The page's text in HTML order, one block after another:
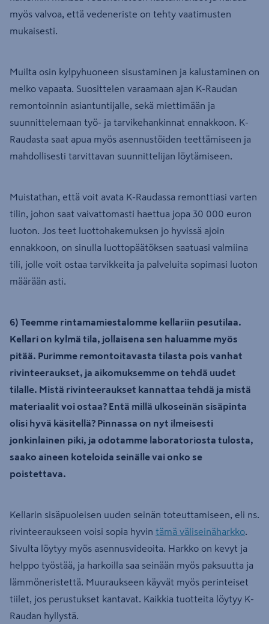
myös valvoa, että vedeneriste on tehty vaatimusten
mukaisesti.
Muilta osin kylpyhuoneen sisustaminen ja kalustaminen on
melko vapaata. Suosittelen varaamaan ajan K-Raudan
remontoinnin asiantuntijalle, sekä miettimään ja
suunnittelemaan työ- ja tarvikehankinnat ennakkoon. K-
Raudasta saat apua myös asennustöiden teettämiseen ja
mahdollisesti tarvittavan suunnittelijan löytämiseen.
Muistathan, että voit avata K-Raudassa remonttiasi varten
tilin, johon saat vaivattomasti haettua jopa 30 000 euron
luoton. Jos teet luottohakemuksen jo hyvissä ajoin
ennakkoon, on sinulla luottopäätöksen saatuasi valmiina
tili, jolle voit ostaa tarvikkeita ja palveluita sopimasi luoton
määrään asti.
6) Teemme rintamamiestalomme kellariin pesutilaa.
Kellari on kylmä tila, jollaisena sen haluamme myös
pitää. Purimme remontoitavasta tilasta pois vanhat
rivinteeraukset, ja aikomuksemme on tehdä uudet
tilalle. Mistä rivinteeraukset kannattaa tehdä ja mistä
materiaalit voi ostaa? Entä millä ulkoseinän sisäpinta
olisi hyvä käsitellä? Pinnassa on nyt ilmeisesti
jonkinlainen piki, ja odotamme laboratoriosta tulosta,
saako aineen koteloida seinälle vai onko se
poistettava.
Kellarin sisäpuoleisen uuden seinän toteuttamiseen, eli ns.
rivinteeraukseen voisi sopia hyvin tämä väliseinäharkko
Sivulta löytyy myös asennusvideoita. Harkko on kevyt ja
helppo työstää, ja harkoilla saa seinään myös paksuutta ja
lämmöneristettä. Muuraukseen käyvät myös perinteiset
tiilet, jos perustukset kantavat. Kaikkia tuotteita löytyy K-
Raudan hyllystä.